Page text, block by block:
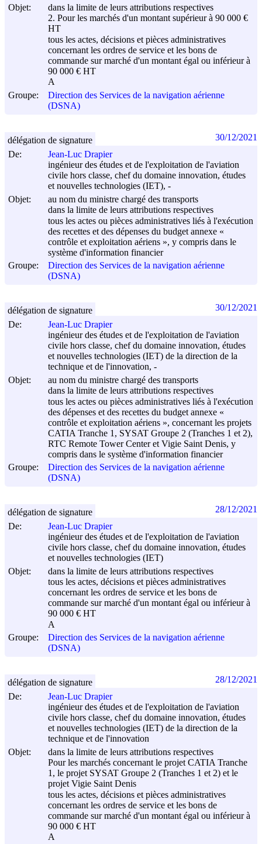
Objet:
dans la limite de leurs attributions respectives
2. Pour les marchés d'un montant supérieur à 90 000 €
HT
tous les actes, décisions et pièces administratives
concernant les ordres de service et les bons de
commande sur marché d'un montant égal ou inférieur à
90 000 € HT
A
Groupe:
Direction des Services de la navigation aérienne
(DSNA)
De:
Jean-Luc Drapier
ingénieur des études et de l'exploitation de l'aviation
civile hors classe, chef du domaine innovation, études
et nouvelles technologies (IET), -
Objet:
au nom du ministre chargé des transports
dans la limite de leurs attributions respectives
tous les actes ou pièces administratives liés à l'exécution
des recettes et des dépenses du budget annexe «
contrôle et exploitation aériens », y compris dans le
système d'information financier
Groupe:
Direction des Services de la navigation aérienne
(DSNA)
délégation de signature 30/12/2021
De:
Jean-Luc Drapier
ingénieur des études et de l'exploitation de l'aviation
civile hors classe, chef du domaine innovation, études
et nouvelles technologies (IET) de la direction de la
technique et de l'innovation, -
Objet:
au nom du ministre chargé des transports
dans la limite de leurs attributions respectives
tous les actes ou pièces administratives liés à l'exécution
des dépenses et des recettes du budget annexe «
contrôle et exploitation aériens », concernant les projets
CATIA Tranche 1, SYSAT Groupe 2 (Tranches 1 et 2),
RTC Remote Tower Center et Vigie Saint Denis, y
compris dans le système d'information financier
Groupe:
Direction des Services de la navigation aérienne
(DSNA)
délégation de signature 30/12/2021
De:
Jean-Luc Drapier
ingénieur des études et de l'exploitation de l'aviation
civile hors classe, chef du domaine innovation, études
et nouvelles technologies (IET)
Objet:
dans la limite de leurs attributions respectives
tous les actes, décisions et pièces administratives
concernant les ordres de service et les bons de
commande sur marché d'un montant égal ou inférieur à
90 000 € HT
A
Groupe:
Direction des Services de la navigation aérienne
(DSNA)
délégation de signature 28/12/2021
De:
Jean-Luc Drapier
ingénieur des études et de l'exploitation de l'aviation
civile hors classe, chef du domaine innovation, études
et nouvelles technologies (IET) de la direction de la
technique et de l'innovation
Objet:
dans la limite de leurs attributions respectives
Pour les marchés concernant le projet CATIA Tranche
1, le projet SYSAT Groupe 2 (Tranches 1 et 2) et le
projet Vigie Saint Denis
tous les actes, décisions et pièces administratives
concernant les ordres de service et les bons de
commande sur marché d'un montant égal ou inférieur à
90 000 € HT
A
délégation de signature 28/12/2021